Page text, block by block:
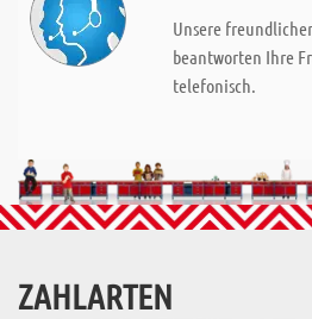
Unsere
beantworten Ihre
telefonisch.
ZAHLARTEN